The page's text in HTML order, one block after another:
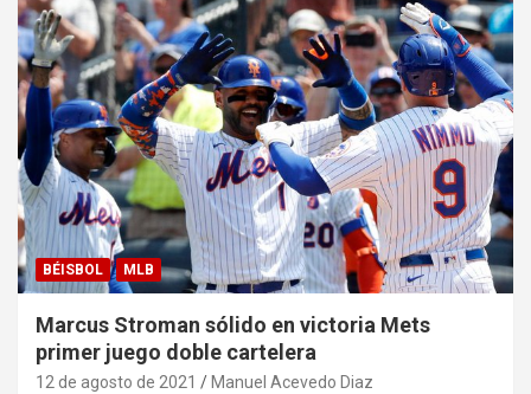
BÉISBOL MLB
Marcus Stroman sólido en victoria Mets
primer juego doble cartelera
12 de agosto de 2021 Manuel Acevedo Diaz